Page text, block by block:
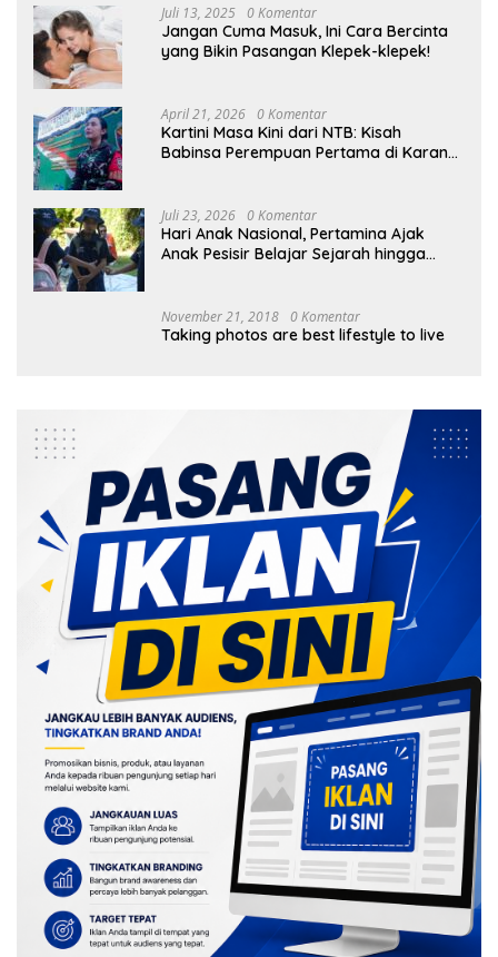
Juli 13, 2025 0 Komentar
Jangan Cuma Masuk, Ini Cara Bercinta
yang Bikin Pasangan Klepek-klepek!
April 21, 2026 0 Komentar
Kartini Masa Kini dari NTB: Kisah
Babinsa Perempuan Pertama di Karang
Juli 23, 2026 0 Komentar
Hari Anak Nasional, Pertamina Ajak
Anak Pesisir Belajar Sejarah hingga
November 21, 2018 0 Komentar
Taking photos are best lifestyle to live